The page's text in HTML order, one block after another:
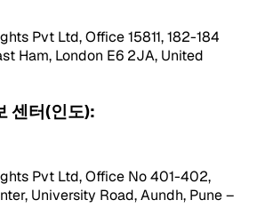
Pvt Ltd, Office 15811, 182-184
Ham, London E6 2JA, United
센터(인도):
Pvt Ltd, Office No 401-402,
University Road, Aundh, Pune –